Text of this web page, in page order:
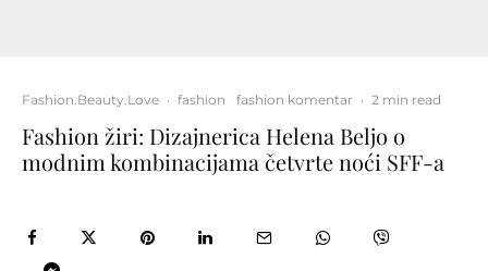
Fashion.Beauty.Love · fashion fashion komentar · 2 min read
Fashion žiri: Dizajnerica Helena Beljo o
modnim kombinacijama četvrte noći SFF-a